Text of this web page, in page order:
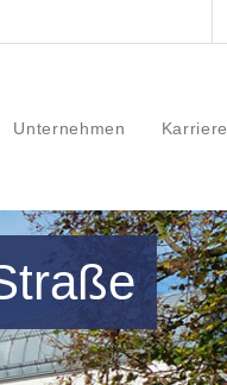
Unternehmen Karriere